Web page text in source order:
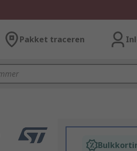
Pakket traceren